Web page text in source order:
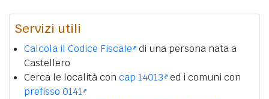
Servizi utili
Calcola il Codice Fiscale di una persona nata a
Castellero
Cerca le località con cap 14013 ed i comuni con
prefisso 0141